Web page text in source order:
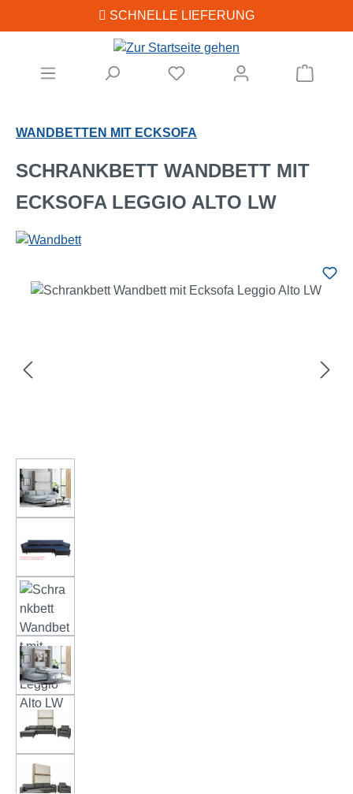
Zum Hauptinhalt springenSCHNELLE LIEFERUNG
WANDBETTEN MIT ECKSOFA
SCHRANKBETT WANDBETT MIT
ECKSOFA LEGGIO ALTO LW